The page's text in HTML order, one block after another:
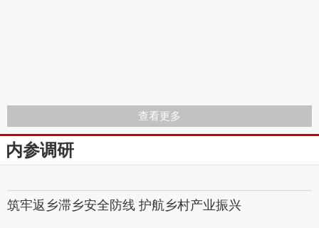
查看更多
内参调研
筑牢返乡滞乡安全防​线 护航乡村产业振兴